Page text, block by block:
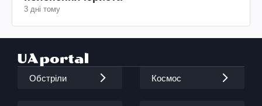
3 дні тому
Обстріли Космос